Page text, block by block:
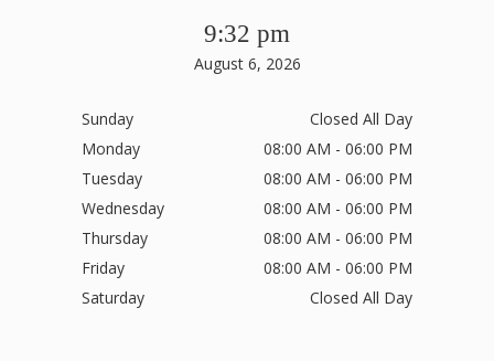
9:32 pm
August 6, 2026
Sunday
Closed All Day
Monday
08:00 AM - 06:00 PM
Tuesday
08:00 AM - 06:00 PM
Wednesday
08:00 AM - 06:00 PM
Thursday
08:00 AM - 06:00 PM
Friday
08:00 AM - 06:00 PM
Saturday
Closed All Day